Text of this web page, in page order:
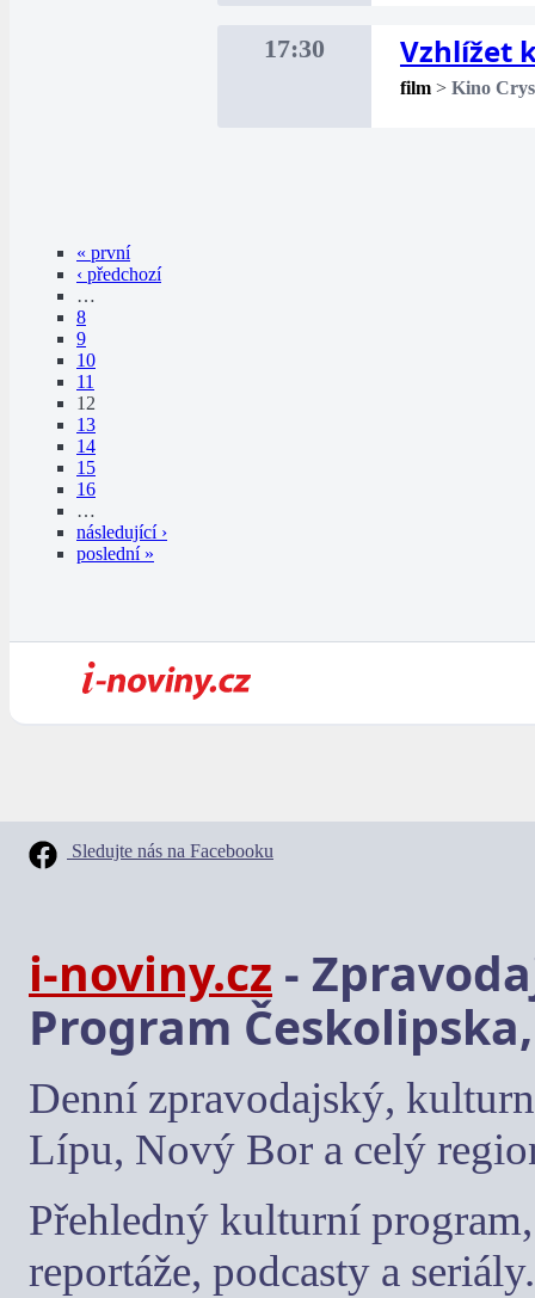
17:30 Vzhlížet
film > Kino
« první
‹ předchozí
…
8
9
10
11
12
13
14
15
16
…
následující ›
poslední »
Sledujte nás na Facebooku
i-noviny.cz -
Program
Denní zpravodajský,
Lípu, Nový Bor a celý
Přehledný kulturní
reportáže, podcasty a seriály.